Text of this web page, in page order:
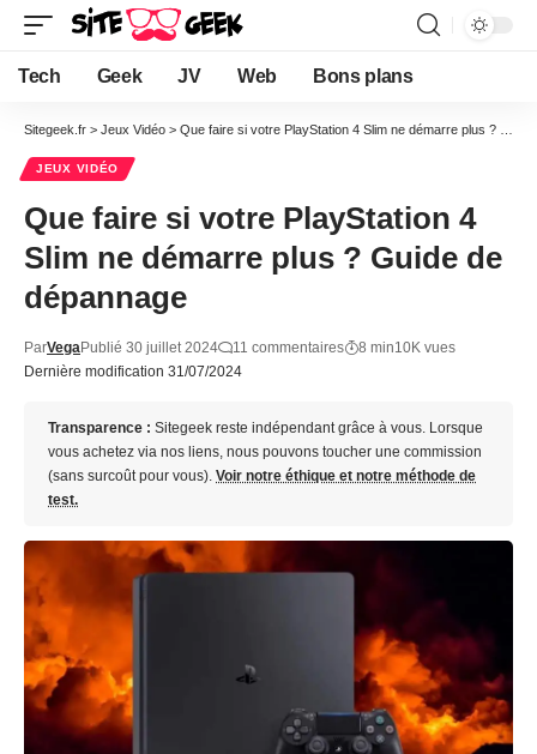
Tech Geek JV Web Bons plans
Sitegeek.fr > Jeux Vidéo > Que faire si votre PlayStation 4 Slim ne démarre plus ? Guide de dépannage
JEUX VIDÉO
Que faire si votre PlayStation 4
Slim ne démarre plus ? Guide de
dépannage
Dernière modification 31/07/2024
ParVegaPublié 30 juillet 2024 11 commentaires 8 min10K vues
Transparence : Sitegeek reste indépendant grâce à vous. Lorsque
vous achetez via nos liens, nous pouvons toucher une commission
(sans surcoût pour vous). Voir notre éthique et notre méthode de
test.